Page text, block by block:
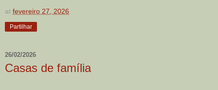
at fevereiro 27, 2026
Partilhar
26/02/2026
Casas de família